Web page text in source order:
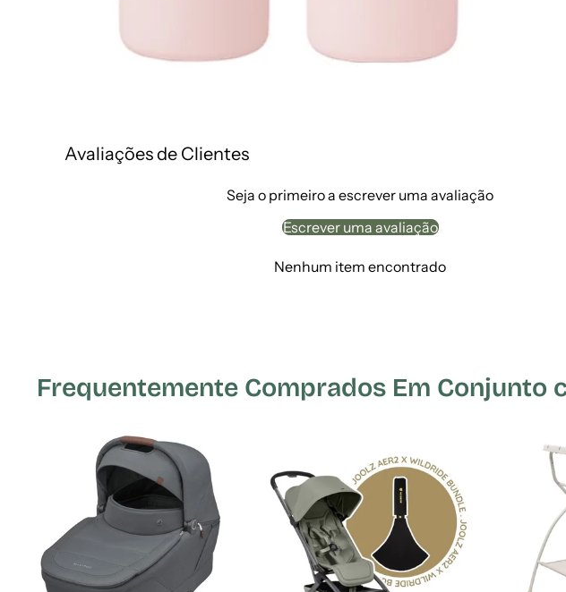
Avaliações de Clientes
Seja o primeiro a escrever uma avaliação
Escrever uma avaliação
Nenhum item encontrado
Frequentemente Comprados Em Conjunto